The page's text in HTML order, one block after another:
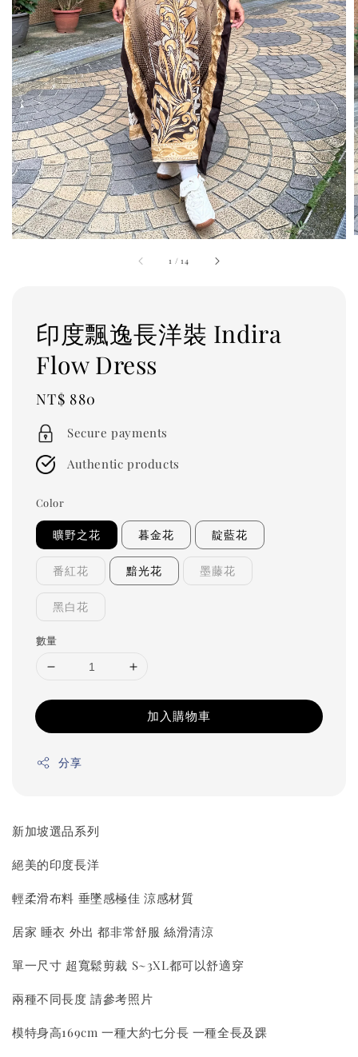
1 /14
印度飄逸長洋裝 Indira
Flow Dress
Regular
price
NT$ 880
Secure payments
Authentic products
Color
曠野之花 暮金花 靛藍花
番紅花 黯光花 墨藤花
黑白花
數量
加入購物車
分享
新加坡選品系列
絕美的印度長洋
輕柔滑布料 垂墜感極佳 涼感材質
居家 睡衣 外出 都非常舒服 絲滑清涼
單一尺寸 超寬鬆剪裁 S~3XL都可以舒適穿
兩種不同長度 請參考照片
模特身高169cm 一種大約七分長 一種全長及踝